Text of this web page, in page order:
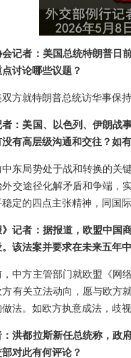
会记者：美国总统特朗普日
讨论哪些议题？
方就特朗普总统访华事保
：美国、以色列、伊朗战
有高层级沟通和交往？如
东局势处于战和转换的关
交途径化解矛盾和争端，
定的四点主张精神，同国
》记者：据报道，欧盟中
该法案并要求在未来五年
中方主管部门就欧盟《网
有关立法动向，愿与欧方
法。如欧方执意成法，歧
洪都拉斯新任总统称，政
对此有何评论？